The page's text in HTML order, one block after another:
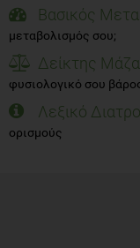
Βασικός
μεταβολισμός σου;
Δείκτης
φυσιολογικό σου
Λεξικό
ορισμούς